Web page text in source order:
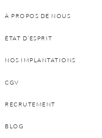
À PROPOS DE NOUS
ÉTAT D’ESPRIT
NOS IMPLANTATIONS
CGV
RECRUTEMENT
BLOG